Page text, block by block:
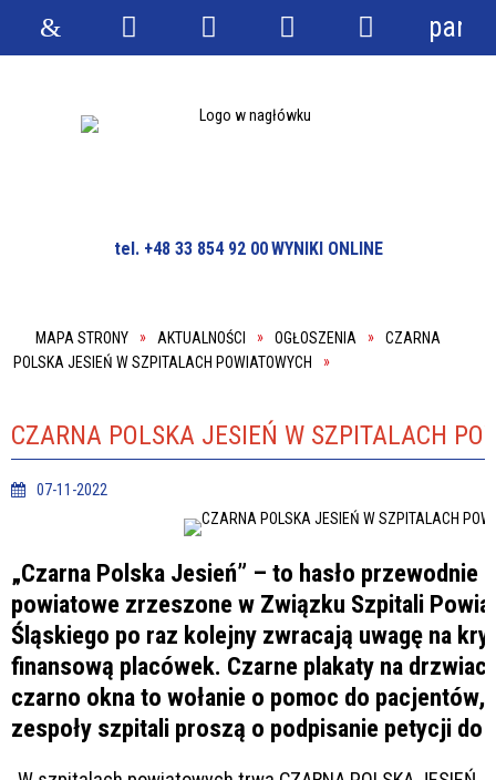
tel. +48 33 854 92 00WYNIKI ONLINE
MAPA STRONY AKTUALNOŚCI OGŁOSZENIA
CZARNA
POLSKA JESIEŃ W SZPITALACH POWIATOWYCH
CZARNA POLSKA JESIEŃ W SZPITALACH
07-11-2022
„Czarna Polska Jesień” – to hasło
powiatowe zrzeszone w Związku Szpitali
Śląskiego po raz kolejny zwracają uwagę na
finansową placówek. Czarne plakaty na
czarno okna to wołanie o pomoc do
zespoły szpitali proszą o podpisanie petycji do
StronaWyszukiwarka
Narzędzia
Menu Menu
panel